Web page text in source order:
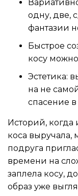
одну, две,
фантазии
Быстрое
косу можно
Эстетика:
на не
спасение
Историй,
коса выручала,
подруга
времени на
заплела косу,
образ уже